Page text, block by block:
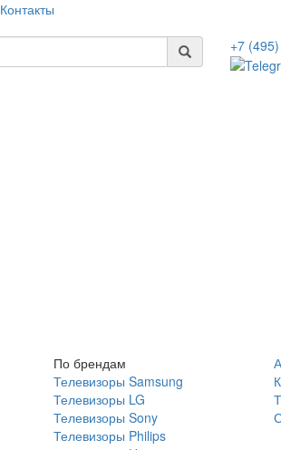
Контакты
+7
По брендам
Телевизоры Samsung
Телевизоры LG
Телевизоры Sony
Телевизоры Philips